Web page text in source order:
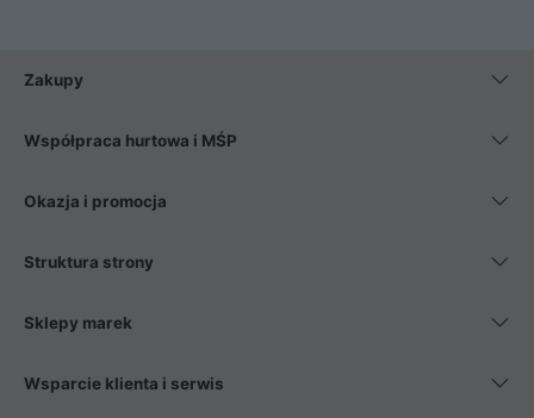
Zakupy
Współpraca hurtowa i MŚP
Okazja i promocja
Struktura strony
Sklepy marek
Wsparcie klienta i serwis